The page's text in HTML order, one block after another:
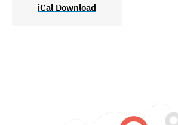
iCal Download